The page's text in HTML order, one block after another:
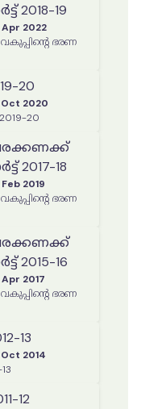
2018-19
Apr 2022
ഭരണ
20
Oct 2020
20
2017-18
Feb 2019
ഭരണ
2015-16
Apr 2017
ഭരണ
13
Oct 2014
12